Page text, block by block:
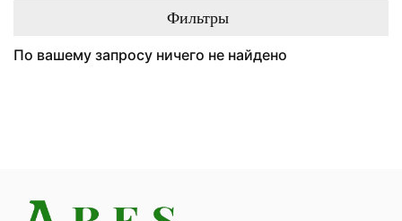
Фильтры
По вашему запросу ничего не найдено